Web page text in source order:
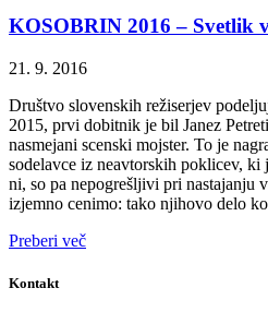
KOSOBRIN 2016 – Svetlik
21. 9. 2016
Društvo slovenskih režiserjev
2015, prvi dobitnik je bil Janez
nasmejani scenski mojster. To je
sodelavce iz neavtorskih poklicev,
ni, so pa nepogrešljivi pri nastajanju
izjemno cenimo: tako njihovo delo
Preberi več
Kontakt